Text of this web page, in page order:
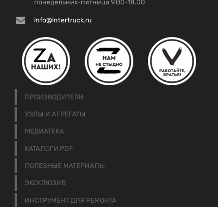
понедельник-пятница 9.00-18.00
info@intertruck.ru
ПРОИЗВОДИТЕЛИ
УЗЛЫ И АГРЕГАТЫ
МЕДИАТЕКА
КАТАЛОГИ PDF
ПОЛЕЗНЫЕ МАТЕРИАЛЫ
ЭКСКЛЮЗИВ
ИНСТРУМЕНТ ДЛЯ РЕМОНТА